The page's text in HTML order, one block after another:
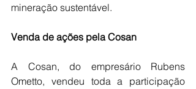
mineração sustentável.
Venda de ações pela Cosan
A Cosan, do empresário Rubens
Ometto, vendeu toda a participação